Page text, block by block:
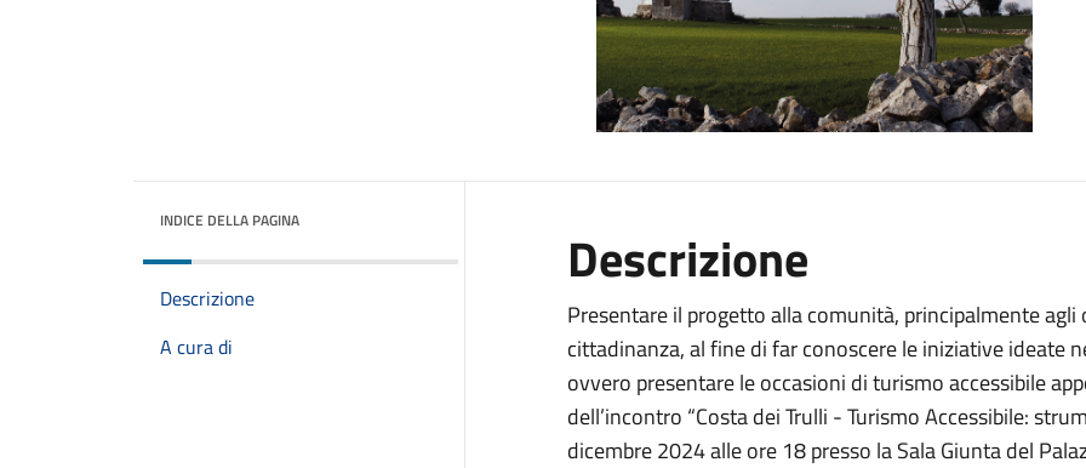
INDICE DELLA PAGINA
Descrizione
A cura di
Descrizione
Presentare il progetto alla comunità, principalmente
cittadinanza, al fine di far conoscere le iniziative ideate
ovvero presentare le occasioni di turismo accessibile
dell’incontro “Costa dei Trulli - Turismo Accessibile:
dicembre 2024 alle ore 18 presso la Sala Giunta del